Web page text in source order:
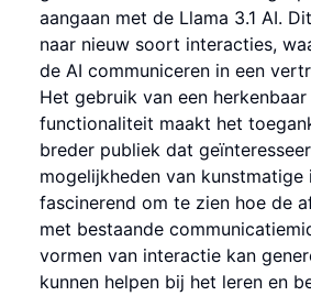
aangaan met de Llama 3.1 AI.
naar nieuw soort interacties,
de AI communiceren in een
Het gebruik van een
functionaliteit maakt het
breder publiek dat
mogelijkheden van
fascinerend om te zien hoe de
met bestaande
vormen van interactie kan
kunnen helpen bij het leren en